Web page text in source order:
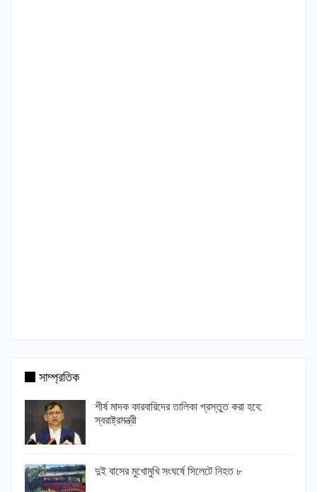
সাম্প্রতিক
শীর্ষ মাদক কারবারিদের তালিকা প্রস্তুত করা হবে:
স্বরাষ্ট্রমন্ত্রী
দুই বাসের মুখোমুখি সংঘর্ষে সিলেটে নিহত ৮